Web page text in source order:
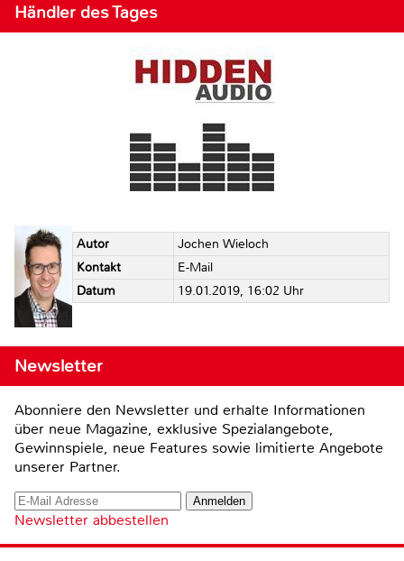
Händler des Tages
Autor
Jochen Wieloch
Kontakt
E-Mail
Datum
19.01.2019, 16:02 Uhr
Newsletter
Abonniere den Newsletter und erhalte Informationen
über neue Magazine, exklusive Spezialangebote,
Gewinnspiele, neue Features sowie limitierte Angebote
unserer Partner.
Newsletter abbestellen